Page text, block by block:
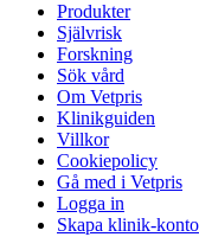
Produkter
Självrisk
Forskning
Sök vård
Om Vetpris
Klinikguiden
Villkor
Cookiepolicy
Gå med i Vetpris
Logga in
Skapa klinik-konto